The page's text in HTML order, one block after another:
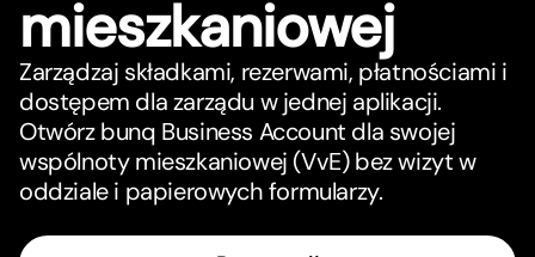
mieszkaniowej
Zarządzaj składkami, rezerwami, płatnościami i
dostępem dla zarządu w jednej aplikacji.
Otwórz bunq Business Account dla swojej
wspólnoty mieszkaniowej (VvE) bez wizyt w
oddziale i papierowych formularzy.